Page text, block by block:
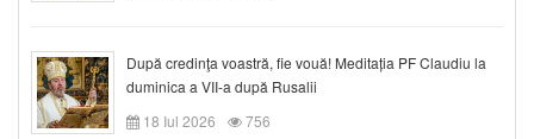
După credinţa voastră, fie vouă! Meditația PF Claudiu la
duminica a VII-a după Rusalii
18 Iul 2026
756